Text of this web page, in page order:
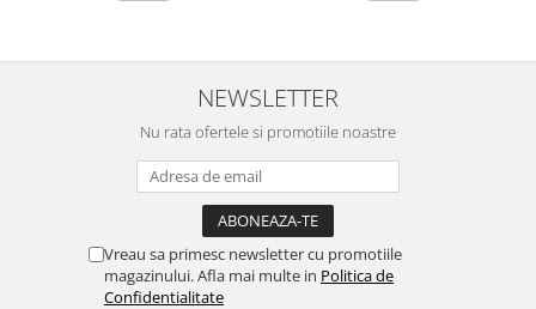
NEWSLETTER
Nu rata ofertele si promotiile noastre
Vreau sa primesc newsletter cu promotiile
magazinului. Afla mai multe in Politica de
Confidentialitate